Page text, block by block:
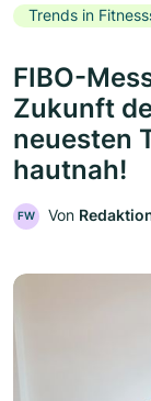
Trends in
FIBO-
Zukunft
neuesten
hautnah!
FW Von